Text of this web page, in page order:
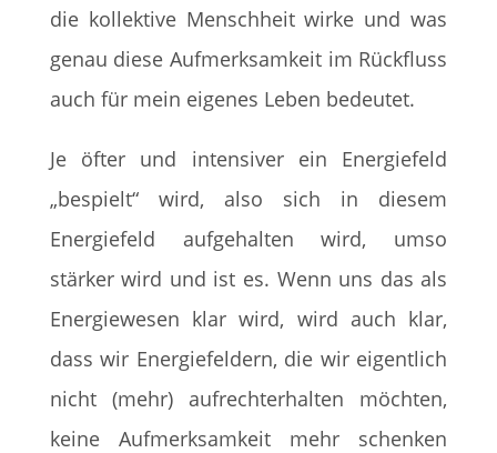
die kollektive Menschheit wirke und was
genau diese Aufmerksamkeit im Rückfluss
auch für mein eigenes Leben bedeutet.
Je öfter und intensiver ein Energiefeld
„bespielt“ wird, also sich in diesem
Energiefeld aufgehalten wird, umso
stärker wird und ist es. Wenn uns das als
Energiewesen klar wird, wird auch klar,
dass wir Energiefeldern, die wir eigentlich
nicht (mehr) aufrechterhalten möchten,
keine Aufmerksamkeit mehr schenken